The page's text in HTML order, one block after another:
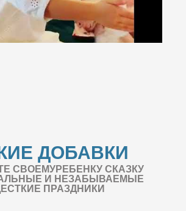
ДОБАВКИ
СВОЕМУРЕБЕНКУ СКАЗКУ
И НЕЗАБЫВАЕМЫЕ
ПРАЗДНИКИ